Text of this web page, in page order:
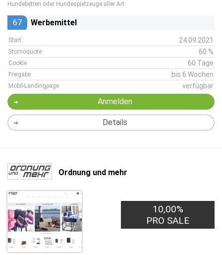
Hundebetten oder Hundespielzeuge aller Art.
67 Werbemittel
Start 24.09.2021
Stornoquote 60 %
Cookie 60 Tage
Freigabe bis 6 Wochen
Mobil-Landingpage verfügbar
Anmelden
Details
Ordnung und mehr
10,00%
PRO SALE